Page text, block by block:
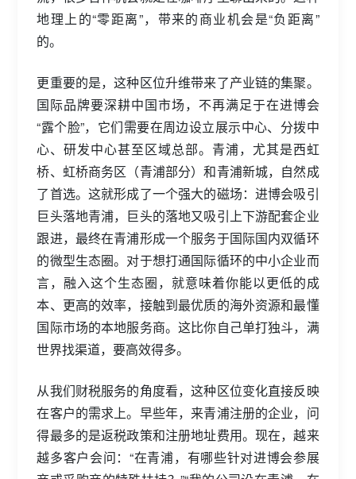
地理上的“零距离”，带来的商业机会是“负距离”
的。
更重要的是，这种区位升维带来了产业链的集聚。
国际品牌要深耕中国市场，不再满足于在进博会
“露个脸”，它们需要在周边设立展示中心、分拨中
心、研发中心甚至区域总部。青浦，尤其是西虹
桥、虹桥商务区（青浦部分）和青浦新城，自然成
了首选。这就形成了一个强大的磁场：进博会吸引
巨头落地青浦，巨头的落地又吸引上下游配套企业
跟进，最终在青浦形成一个服务于国际国内双循环
的微型生态圈。对于想打通国际循环的中小企业而
言，融入这个生态圈，就意味着你能以更低的成
本、更高的效率，接触到最优质的海外资源和最懂
国际市场的本地服务商。这比你自己单打独斗，满
世界找渠道，要高效得多。
从我们财税服务的角度看，这种区位变化直接反映
在客户的需求上。早些年，来青浦注册的企业，问
得最多的是返税政策和注册地址费用。现在，越来
越多客户会问：“在青浦，有哪些针对进博会参展